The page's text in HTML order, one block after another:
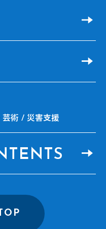
芸術 災害支援